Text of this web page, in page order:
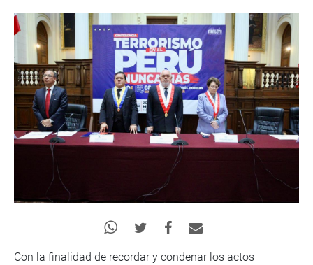
Con la finalidad de recordar y condenar los actos